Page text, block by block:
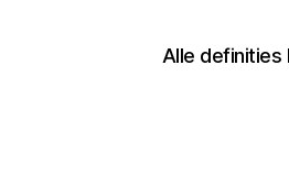
Alle definities